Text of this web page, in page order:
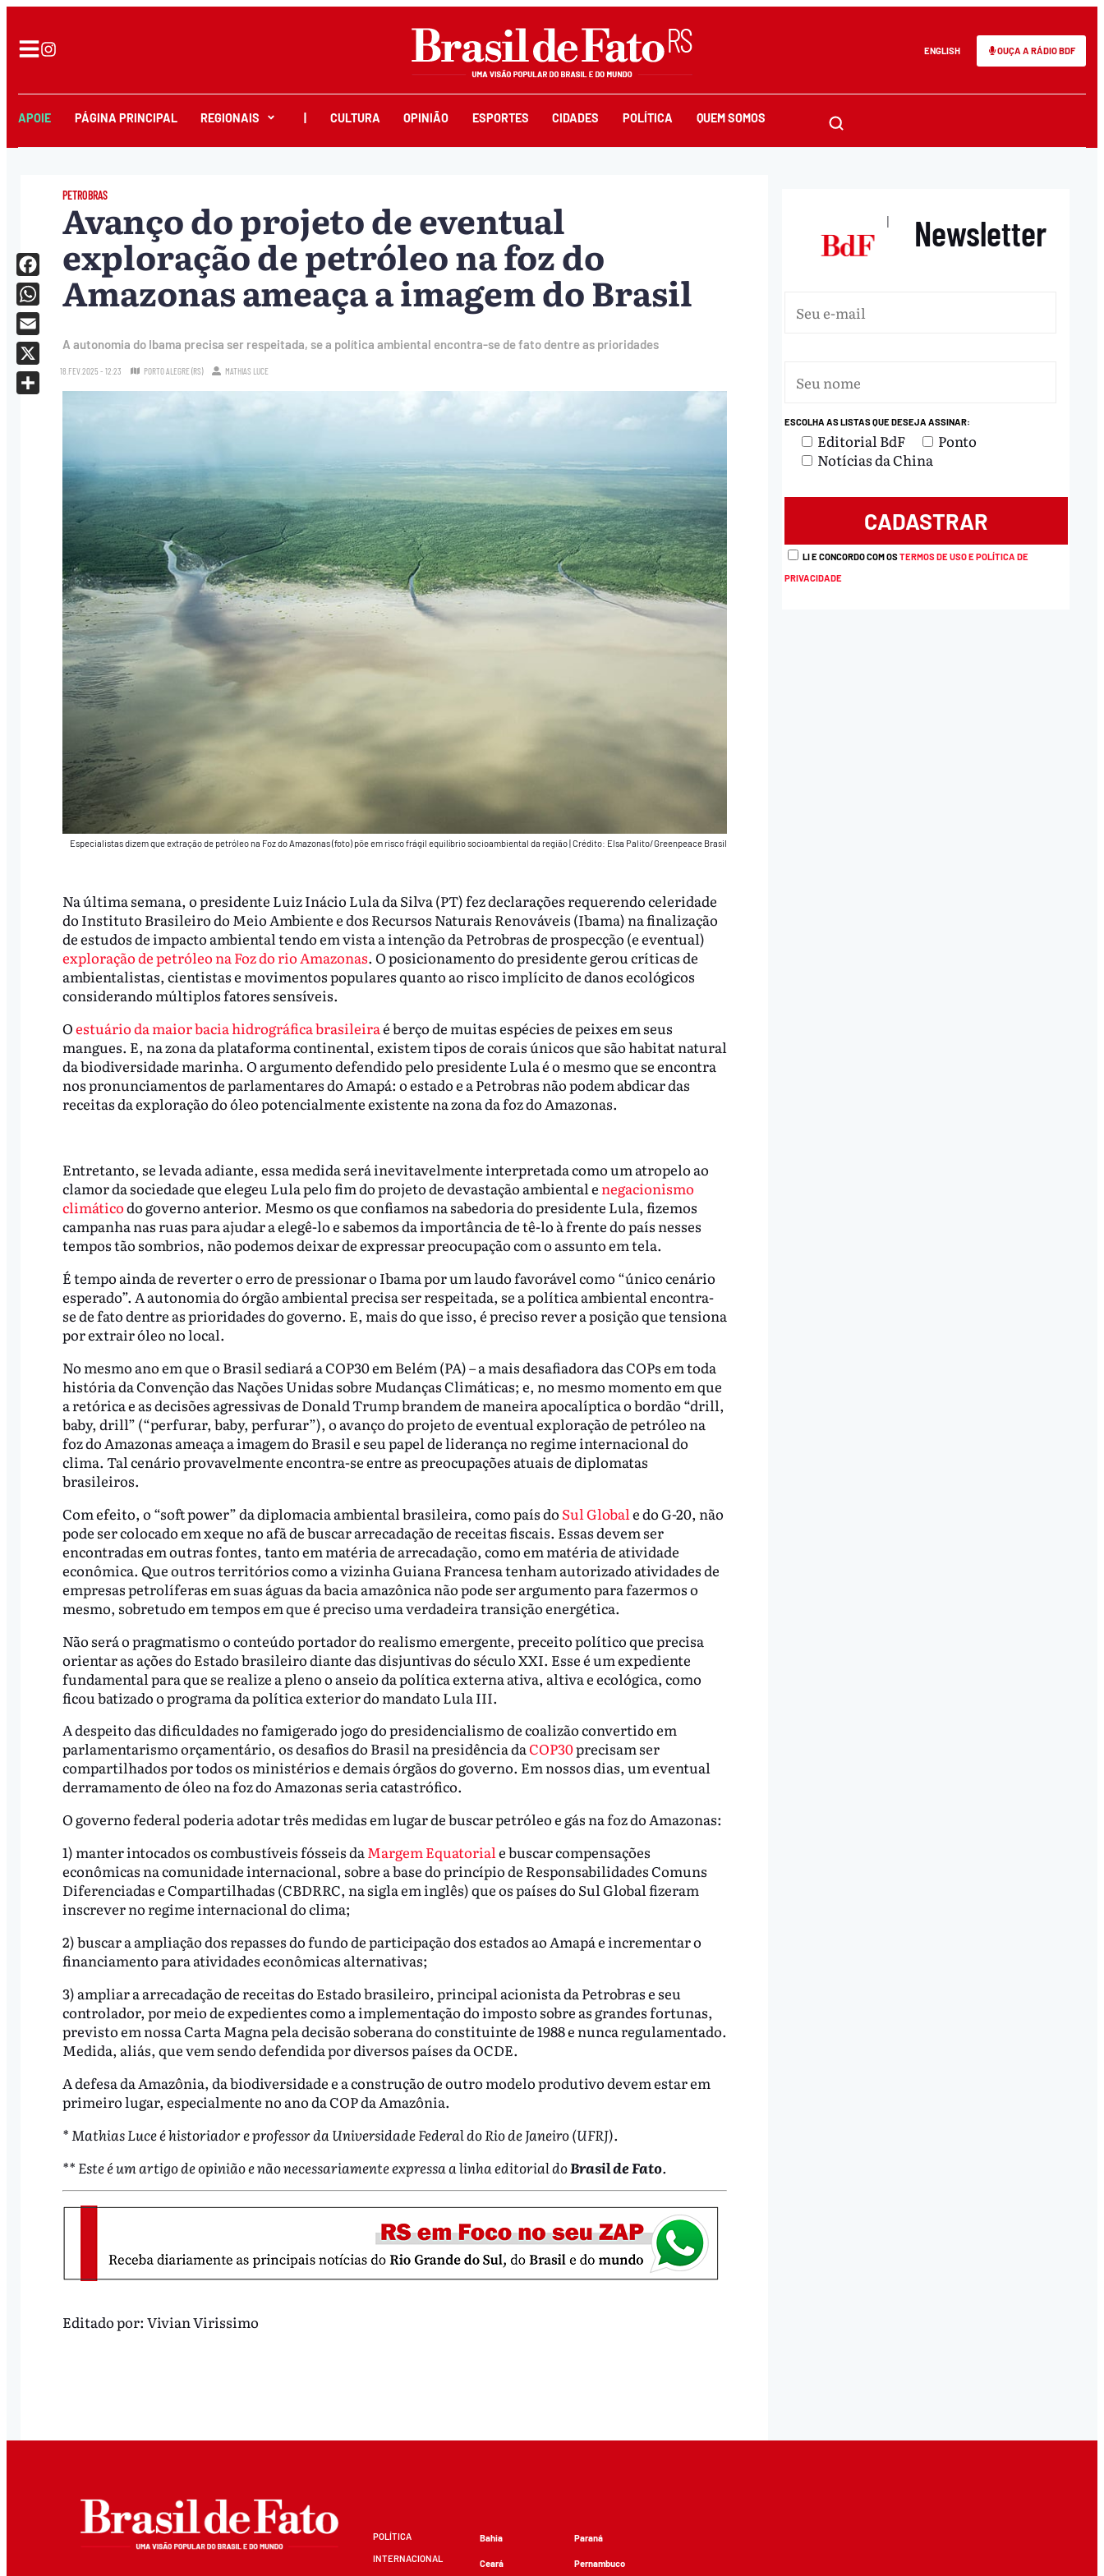
ENGLISH OUÇA A RÁDIO BDF
APOIE PÁGINA PRINCIPAL REGIONAIS CULTURA OPINIÃO ESPORTES CIDADES POLÍTICA QUEM SOMOS
PETROBRAS
Avanço do projeto de eventual
exploração de petróleo na foz do
Amazonas ameaça a imagem do Brasil
A autonomia do Ibama precisa ser respeitada, se a política ambiental encontra-se de fato dentre as prioridades
18.FEV.2025 - 12:23 PORTO ALEGRE (RS) MATHIAS LUCE
Especialistas dizem que extração de petróleo na Foz do Amazonas (foto) põe em risco frágil equilíbrio socioambiental da região|Crédito: Elsa Palito/Greenpeace Brasil
Na última semana, o presidente Luiz Inácio Lula da Silva (PT) fez declarações requerendo celeridade
do Instituto Brasileiro do Meio Ambiente e dos Recursos Naturais Renováveis (Ibama) na finalização
de estudos de impacto ambiental tendo em vista a intenção da Petrobras de prospecção (e eventual)
exploração de petróleo na Foz do rio Amazonas. O posicionamento do presidente gerou críticas de
ambientalistas, cientistas e movimentos populares quanto ao risco implícito de danos ecológicos
considerando múltiplos fatores sensíveis.
Oestuário da maior bacia hidrográfica brasileiraé berço de muitas espécies de peixes em seus
mangues. E, na zona da plataforma continental, existem tipos de corais únicos que são habitat natural
da biodiversidade marinha. O argumento defendido pelo presidente Lula é o mesmo que se encontra
nos pronunciamentos de parlamentares do Amapá: o estado e a Petrobras não podem abdicar das
receitas da exploração do óleo potencialmente existente na zona da foz do Amazonas.
Entretanto, se levada adiante, essa medida será inevitavelmente interpretada como um atropelo ao
clamor da sociedade que elegeu Lula pelo fim do projeto de devastação ambiental e negacionismo
climáticodo governo anterior. Mesmo os que confiamos na sabedoria do presidente Lula, fizemos
campanha nas ruas para ajudar a elegê-lo e sabemos da importância de tê-lo à frente do país nesses
tempos tão sombrios, não podemos deixar de expressar preocupação com o assunto em tela.
É tempo ainda de reverter o erro de pressionar o Ibama por um laudo favorável como “único cenário
esperado”. A autonomia do órgão ambiental precisa ser respeitada, se a política ambiental encontra-
se de fato dentre as prioridades do governo. E, mais do que isso, é preciso rever a posição que tensiona
por extrair óleo no local.
No mesmo ano em que o Brasil sediará a COP30 em Belém (PA) – a mais desafiadora das COPs em toda
história da Convenção das Nações Unidas sobre Mudanças Climáticas; e, no mesmo momento em que
a retórica e as decisões agressivas de Donald Trump brandem de maneira apocalíptica o bordão “drill,
baby, drill” (“perfurar, baby, perfurar”), o avanço do projeto de eventual exploração de petróleo na
foz do Amazonas ameaça a imagem do Brasil e seu papel de liderança no regime internacional do
clima. Tal cenário provavelmente encontra-se entre as preocupações atuais de diplomatas
brasileiros.
Com efeito, o “soft power” da diplomacia ambiental brasileira, como país do Sul Global e do G-20, não
pode ser colocado em xeque no afã de buscar arrecadação de receitas fiscais. Essas devem ser
encontradas em outras fontes, tanto em matéria de arrecadação, como em matéria de atividade
econômica. Que outros territórios como a vizinha Guiana Francesa tenham autorizado atividades de
empresas petrolíferas em suas águas da bacia amazônica não pode ser argumento para fazermos o
mesmo, sobretudo em tempos em que é preciso uma verdadeira transição energética.
Não será o pragmatismo o conteúdo portador do realismo emergente, preceito político que precisa
orientar as ações do Estado brasileiro diante das disjuntivas do século XXI. Esse é um expediente
fundamental para que se realize a pleno o anseio da política externa ativa, altiva e ecológica, como
ficou batizado o programa da política exterior do mandato Lula III.
A despeito das dificuldades no famigerado jogo do presidencialismo de coalizão convertido em
parlamentarismo orçamentário, os desafios do Brasil na presidência daCOP30precisam ser
compartilhados por todos os ministérios e demais órgãos do governo. Em nossos dias, um eventual
derramamento de óleo na foz do Amazonas seria catastrófico.
O governo federal poderia adotar três medidas em lugar de buscar petróleo e gás na foz do Amazonas:
1) manter intocados os combustíveis fósseis daMargem Equatoriale buscar compensações
econômicas na comunidade internacional, sobre a base do princípio de Responsabilidades Comuns
Diferenciadas e Compartilhadas (CBDRRC, na sigla em inglês) que os países do Sul Global fizeram
inscrever no regime internacional do clima;
2) buscar a ampliação dos repasses do fundo de participação dos estados ao Amapá e incrementar o
financiamento para atividades econômicas alternativas;
3) ampliar a arrecadação de receitas do Estado brasileiro, principal acionista da Petrobras e seu
controlador, por meio de expedientes como a implementação do imposto sobre as grandes fortunas,
previsto em nossa Carta Magna pela decisão soberana do constituinte de 1988 e nunca regulamentado.
Medida, aliás, que vem sendo defendida por diversos países da OCDE.
A defesa da Amazônia, da biodiversidade e a construção de outro modelo produtivo devem estar em
primeiro lugar, especialmente no ano da COP da Amazônia.
* Mathias Luce é historiador e professor da Universidade Federal do Rio de Janeiro (UFRJ).
** Este é um artigo de opinião e não necessariamente expressa a linha editorial doBrasil de Fato.
Facebook
WhatsApp
Email
X
Editado por: Vivian Virissimo
| Newsletter
ESCOLHA AS LISTAS QUE DESEJA ASSINAR:
Editorial BdF
Ponto
Notícias da China
LI E CONCORDO COM OSTERMOS DE USO E POLÍTICA DE
PRIVACIDADE
POLÍTICA
INTERNACIONAL
Bahia
Ceará
Paraná
Pernambuco